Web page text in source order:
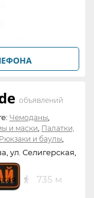
объявлений
Чемоданы
и маски Палатки,
Рюкзаки и баулы
Другое
ул. Селигерская,
 735 м